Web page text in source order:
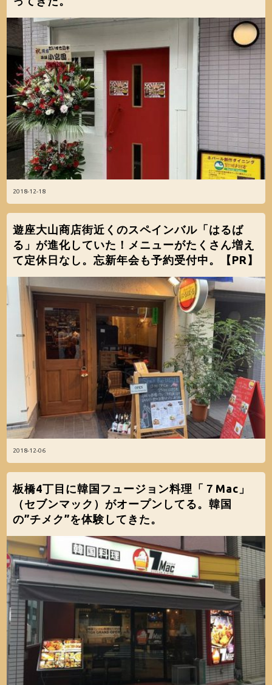
2018-12-18
2018-12-06
遊座大山商店街近くのスペインバル「はるば
る」が進化していた！メニューがたくさん増え
て定休日なし。忘新年会も予約受付中。【PR】
板橋4丁目に韓国フュージョン料理「７Mac」
（セブンマック）がオープンしてる。韓国
の”チメク”を体験してきた。